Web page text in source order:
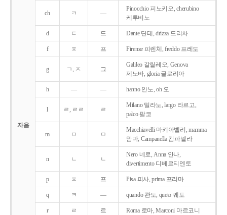
자음
ch ㅋ ―
Pinocchio 피노키오, cherubino
케루비노
d ㄷ 드 Dante 단테, drizza 드리차
f ㅍ 프 Firenze 피렌체, freddo 프레도
g ㄱ, ㅈ 그
Galileo 갈릴레오, Genova
제노바, gloria 글로리아
h ― ― hanno 안노, oh 오
l ㄹ, ㄹㄹ ㄹ
Milano 밀라노, largo 라르고,
palco 팔코
m ㅁ ㅁ
Macchiavelli 마키아벨리, mamma
맘마, Campanella 캄파넬라
n ㄴ ㄴ
Nero 네로, Anna 안나,
divertimento 디베르티멘토
p ㅍ 프 Pisa 피사, prima 프리마
q ㅋ ― quando 콴도, queto 퀘토
r ㄹ 르 Roma 로마, Marconi 마르코니